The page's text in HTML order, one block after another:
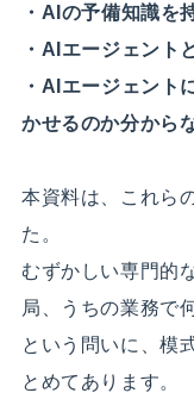
・AIの予備知識を
・AIエージェント
・AIエージェント
かせるのか分から
本資料は、これら
た。
むずかしい専門的
局、うちの業務で
という問いに、模
とめてあります。